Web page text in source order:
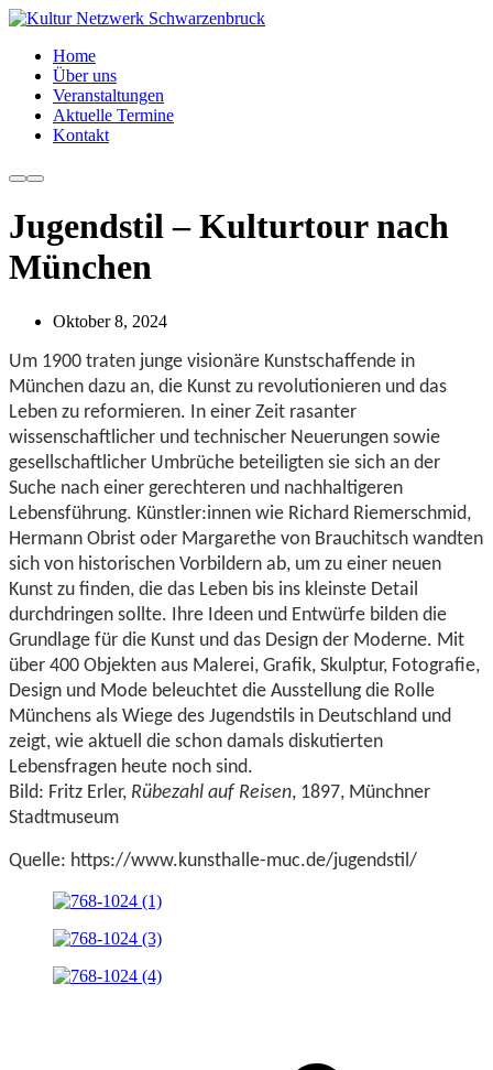
Home
Über uns
Veranstaltungen
Aktuelle Termine
Kontakt
Weitere
Hauptmenü
Jugendstil – Kulturtour nach
München
Oktober 8, 2024
Um 1900 traten junge visionäre Kunstschaffende in
München dazu an, die Kunst zu revolutionieren und das
Leben zu reformieren. In einer Zeit rasanter
wissenschaftlicher und technischer Neuerungen sowie
gesellschaftlicher Umbrüche beteiligten sie sich an der
Suche nach einer gerechteren und nachhaltigeren
Lebensführung. Künstler:innen wie Richard Riemerschmid,
Hermann Obrist oder Margarethe von Brauchitsch wandten
sich von historischen Vorbildern ab, um zu einer neuen
Kunst zu finden, die das Leben bis ins kleinste Detail
durchdringen sollte. Ihre Ideen und Entwürfe bilden die
Grundlage für die Kunst und das Design der Moderne. Mit
über 400 Objekten aus Malerei, Grafik, Skulptur, Fotografie,
Design und Mode beleuchtet die Ausstellung die Rolle
Münchens als Wiege des Jugendstils in Deutschland und
zeigt, wie aktuell die schon damals diskutierten
Lebensfragen heute noch sind.
Bild: Fritz Erler, Rübezahl auf Reisen, 1897, Münchner
Stadtmuseum
Quelle: https://www.kunsthalle-muc.de/jugendstil/